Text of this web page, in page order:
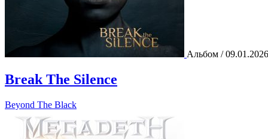
Альбом / 09.01.2026
Break The Silence
Beyond The Black